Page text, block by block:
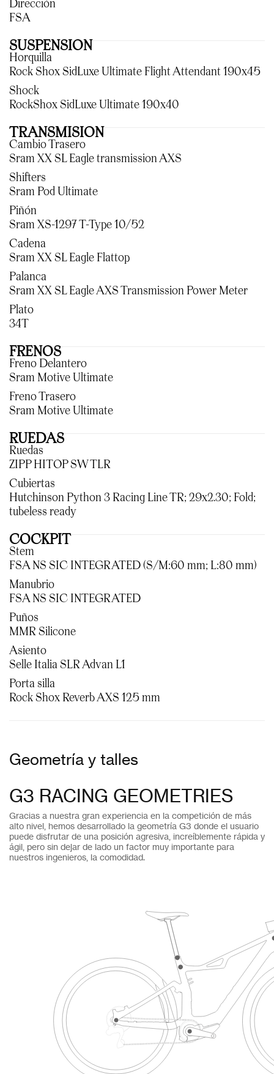
Dirección
FSA
SUSPENSION
Horquilla
Rock Shox SidLuxe Ultimate Flight Attendant 190x45
Shock
RockShox SidLuxe Ultimate 190x40
TRANSMISION
Cambio Trasero
Sram XX SL Eagle transmission AXS
Shifters
Sram Pod Ultimate
Piñón
Sram XS-1297 T-Type 10/52
Cadena
Sram XX SL Eagle Flattop
Palanca
Sram XX SL Eagle AXS Transmission Power Meter
Plato
34T
FRENOS
Freno Delantero
Sram Motive Ultimate
Freno Trasero
Sram Motive Ultimate
RUEDAS
Ruedas
ZIPP HITOP SW TLR
Cubiertas
Hutchinson Python 3 Racing Line TR; 29x2.30; Fold;
tubeless ready
COCKPIT
Stem
FSA NS SIC INTEGRATED (S/M:60 mm; L:80 mm)
Manubrio
FSA NS SIC INTEGRATED
Puños
MMR Silicone
Asiento
Selle Italia SLR Advan L1
Porta silla
Rock Shox Reverb AXS 125 mm
Geometría y talles
G3 RACING GEOMETRIES
Gracias a nuestra gran experiencia en la competición de más
alto nivel, hemos desarrollado la geometría G3 donde el usuario
puede disfrutar de una posición agresiva, increíblemente rápida y
ágil, pero sin dejar de lado un factor muy importante para
nuestros ingenieros, la comodidad.